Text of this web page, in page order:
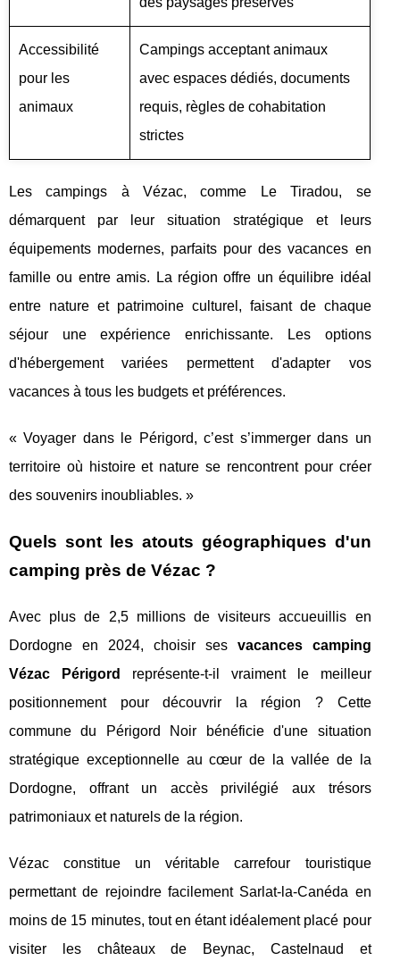
Accessibilité
pour les
animaux
Campings acceptant animaux
avec espaces dédiés, documents
requis, règles de cohabitation
strictes
Les campings à Vézac, comme Le Tiradou, se
démarquent par leur situation stratégique et leurs
équipements modernes, parfaits pour des vacances en
famille ou entre amis. La région offre un équilibre idéal
entre nature et patrimoine culturel, faisant de chaque
séjour une expérience enrichissante. Les options
d'hébergement variées permettent d'adapter vos
vacances à tous les budgets et préférences.
« Voyager dans le Périgord, c’est s’immerger dans un
territoire où histoire et nature se rencontrent pour créer
des souvenirs inoubliables. »
Quels sont les atouts géographiques d'un
camping près de Vézac ?
Avec plus de 2,5 millions de visiteurs accueuillis en
Dordogne en 2024, choisir ses vacances camping
Vézac Périgord
représente-t-il vraiment le meilleur
positionnement pour découvrir la région ? Cette
commune du Périgord Noir bénéficie d'une situation
stratégique exceptionnelle au cœur de la vallée de la
Dordogne, offrant un accès privilégié aux trésors
patrimoniaux et naturels de la région.
Vézac constitue un véritable carrefour touristique
permettant de rejoindre facilement Sarlat-la-Canéda en
moins de 15 minutes, tout en étant idéalement placé pour
visiter les châteaux de Beynac, Castelnaud et